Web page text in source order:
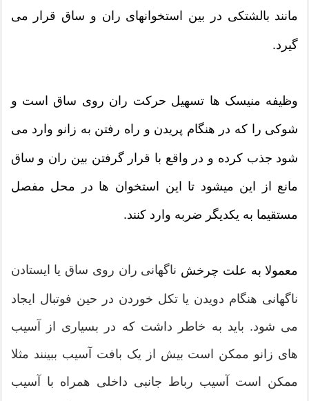
مانند بالشتکی در بین استخوانهای ران و ساق قرار می
گیرد.
وظیفه منیسک ها تسهیل حرکت ران روی ساق است و
شوکی را که در هنگام پریدن و راه رفتن به زانو وارد می
شود جذب کرده و در واقع با قرار گرفتن بین ران و ساق
مانع از این میشود تا این استخوان ها در محل مفصل
مستقیما به یکدیگر ضربه وارد کنند.
معمولا به علت چرخش ناگهانی ران روی ساق یا ایستادن
ناگهانی هنگام دویدن یا تکل خوردن در حین فوتبال ایجاد
می شود. باید به خاطر داشت که در بسیاری از آسیب
های زانو ممکن است بیش از یک بافت آسیب ببینند مثلا
ممکن است آسیب رباط جانبی داخلی همراه با آسیب